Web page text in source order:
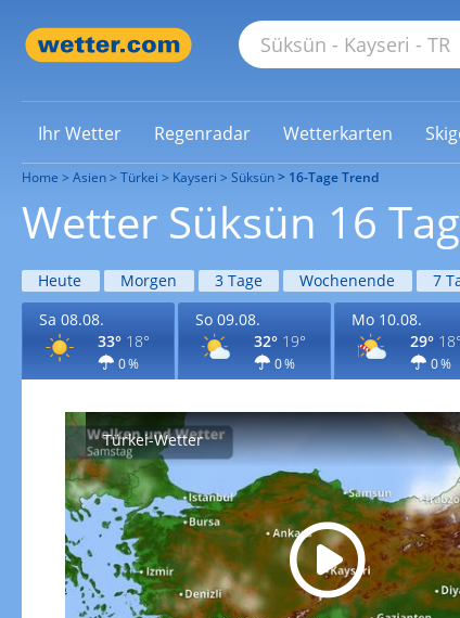
Ihr Wetter Regenradar Wetterkarten
Home Asien Türkei Kayseri Süksün 16-Tage Trend
Wetter Süksün 16
Heute Morgen 3 Tage Wochenende 7
Sa 08.08.
33° 18°
0 %
So 09.08.
32° 19°
0 %
Mo 10.08.
29° 18°
0 %
Türkei-Wetter